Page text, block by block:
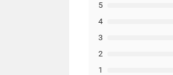
1
2
3
4
5